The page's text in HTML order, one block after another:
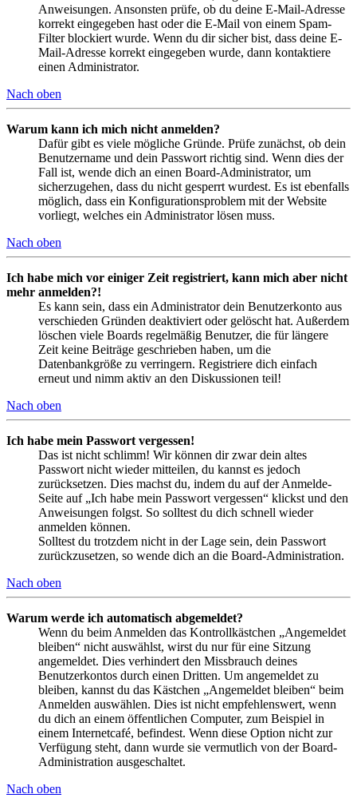
Anweisungen. Ansonsten prüfe, ob du deine E-Mail-Adresse
korrekt eingegeben hast oder die E-Mail von einem Spam-
Filter blockiert wurde. Wenn du dir sicher bist, dass deine E-
Mail-Adresse korrekt eingegeben wurde, dann kontaktiere
einen Administrator.
Nach oben
Warum kann ich mich nicht anmelden?
Dafür gibt es viele mögliche Gründe. Prüfe zunächst, ob dein
Benutzername und dein Passwort richtig sind. Wenn dies der
Fall ist, wende dich an einen Board-Administrator, um
sicherzugehen, dass du nicht gesperrt wurdest. Es ist ebenfalls
möglich, dass ein Konfigurationsproblem mit der Website
vorliegt, welches ein Administrator lösen muss.
Nach oben
Ich habe mich vor einiger Zeit registriert, kann mich aber nicht
mehr anmelden?!
Es kann sein, dass ein Administrator dein Benutzerkonto aus
verschieden Gründen deaktiviert oder gelöscht hat. Außerdem
löschen viele Boards regelmäßig Benutzer, die für längere
Zeit keine Beiträge geschrieben haben, um die
Datenbankgröße zu verringern. Registriere dich einfach
erneut und nimm aktiv an den Diskussionen teil!
Nach oben
Ich habe mein Passwort vergessen!
Das ist nicht schlimm! Wir können dir zwar dein altes
Passwort nicht wieder mitteilen, du kannst es jedoch
zurücksetzen. Dies machst du, indem du auf der Anmelde-
Seite auf „Ich habe mein Passwort vergessen“ klickst und den
Anweisungen folgst. So solltest du dich schnell wieder
anmelden können.
Solltest du trotzdem nicht in der Lage sein, dein Passwort
zurückzusetzen, so wende dich an die Board-Administration.
Nach oben
Warum werde ich automatisch abgemeldet?
Wenn du beim Anmelden das Kontrollkästchen „Angemeldet
bleiben“ nicht auswählst, wirst du nur für eine Sitzung
angemeldet. Dies verhindert den Missbrauch deines
Benutzerkontos durch einen Dritten. Um angemeldet zu
bleiben, kannst du das Kästchen „Angemeldet bleiben“ beim
Anmelden auswählen. Dies ist nicht empfehlenswert, wenn
du dich an einem öffentlichen Computer, zum Beispiel in
einem Internetcafé, befindest. Wenn diese Option nicht zur
Verfügung steht, dann wurde sie vermutlich von der Board-
Administration ausgeschaltet.
Nach oben